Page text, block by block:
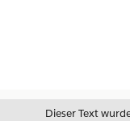
Dieser Text